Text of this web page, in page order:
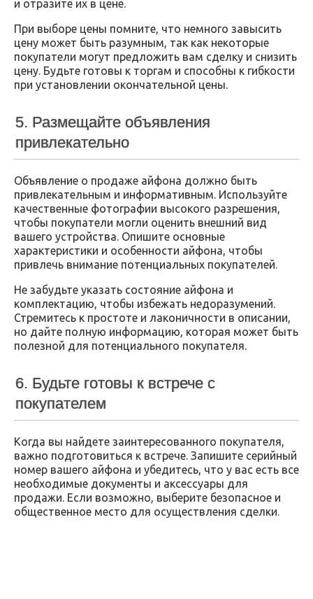
и отразите их в цене.
При выборе цены помните, что немного завысить
цену может быть разумным, так как некоторые
покупатели могут предложить вам сделку и снизить
цену. Будьте готовы к торгам и способны к гибкости
при установлении окончательной цены.
5. Размещайте объявления
привлекательно
Объявление о продаже айфона должно быть
привлекательным и информативным. Используйте
качественные фотографии высокого разрешения,
чтобы покупатели могли оценить внешний вид
вашего устройства. Опишите основные
характеристики и особенности айфона, чтобы
привлечь внимание потенциальных покупателей.
Не забудьте указать состояние айфона и
комплектацию, чтобы избежать недоразумений.
Стремитесь к простоте и лаконичности в описании,
но дайте полную информацию, которая может быть
полезной для потенциального покупателя.
6. Будьте готовы к встрече с
покупателем
Когда вы найдете заинтересованного покупателя,
важно подготовиться к встрече. Запишите серийный
номер вашего айфона и убедитесь, что у вас есть все
необходимые документы и аксессуары для
продажи. Если возможно, выберите безопасное и
общественное место для осуществления сделки.